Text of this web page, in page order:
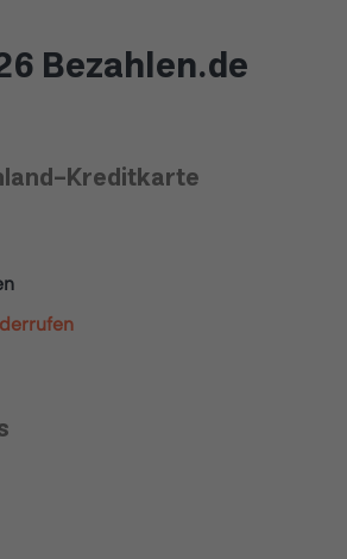
Bezahlen.de
Kreditkarte